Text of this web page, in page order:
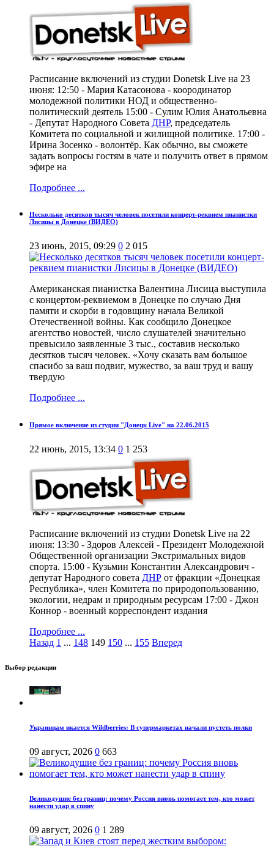
Расписание включений из студии Donetsk Live на 23
июня: 12:50 - Мария Катасонова - коородинатор
молодежной политики НОД и общественно-
политический деятель 15:00 - Сулим Юлия Анатольевна
- Депутат Народного Совета ДНР, председатель
Комитета по социальной и жилищной политике. 17:00 -
Ирина Зосенко - волонтёр. Как обычно, вы сможете
задать вопросы гостям в чате и получить ответ в прямом
эфире на
Подробнее ...
Несколько десятков тысяч человек посетили концерт-реквием пианистки
Лисицы в Донецке (ВИДЕО)
23 июнь, 2015, 09:29 0 2 015
Американская пианистка Валентина Лисица выступила
с концертом-реквиемом в Донецке по случаю Дня
памяти и скорби в годовщину начала Великой
Отечественной войны. Как сообщило Донецкое
агентство новостей, число слушателей значительно
превысило заявленные 3 тыс., составив несколько
десятков тысяч человек. «Хочу сказать вам большое
спасибо за ваш подвиг, мужество, за ваш труд и вашу
твердую
Подробнее ...
Прямое включение из студии "Донецк Live" на 22.06.2015
22 июнь, 2015, 13:34 0 1 253
Расписание включений из студии Donetsk Live на 22
июня: 13:30 - Здоров Алексей - Президент Молодежной
Общественной организации Экстримальных видов
спорта. 15:00 - Кузьмин Константин Александрович -
депутат Народного совета ДНР от фракции «Донецкая
Республика», член Комитета по природопользованию,
экологии, недрам и природным ресурсам 17:00 - Джон
Коннор - военный корреспондент издания
Подробнее ...
Назад 1 ... 148 149 150 ... 155 Вперед
Выбор редакции
Украинцам икается Wildberries: В супермаркетах начали пустеть полки
09 август, 2026 0 663
Великодушие без границ: почему Россия вновь помогает тем, кто может
нанести удар в спину
09 август, 2026 0 1 289